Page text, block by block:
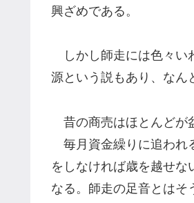
興ざめである。
しかし師走には色々い
源という説もあり、なん
昔の商売はほとんどが
毎月資金繰りに追われ
をしなければ歳を越せな
なる。師走の足音とはそ